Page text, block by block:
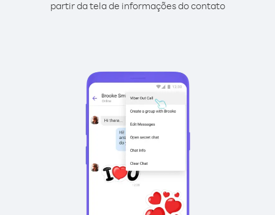
partir da tela de informações do contato